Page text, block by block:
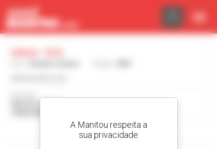
Visualizar os filtros de pesquisa
Painel de Gerenciamento de Cookies
A Manitou respeita a
sua privacidade